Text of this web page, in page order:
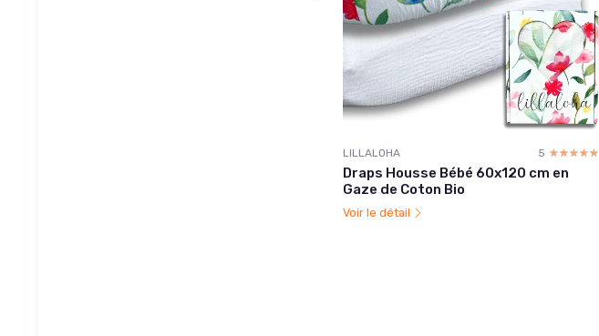
LILLALOHA 5 ☆☆☆☆☆
★★★★★
Draps Housse Bébé 60x120 cm en
Gaze de Coton Bio
Voir le détail